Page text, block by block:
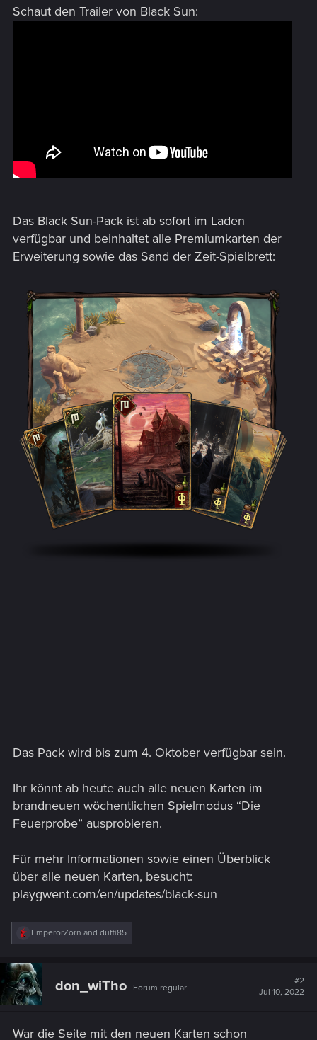
Schaut den Trailer von Black Sun:
Das Black Sun-Pack ist ab sofort im Laden
verfügbar und beinhaltet alle Premiumkarten der
Erweiterung sowie das Sand der Zeit-Spielbrett:
Das Pack wird bis zum 4. Oktober verfügbar sein.
Ihr könnt ab heute auch alle neuen Karten im
brandneuen wöchentlichen Spielmodus “Die
Feuerprobe” ausprobieren.
Für mehr Informationen sowie einen Überblick
über alle neuen Karten, besucht:
playgwent.com/en/updates/black-sun
R
c
t
i
o
:
EmperorZorn and duffi85
don_wiTho Forum regular
#2
Jul 10, 2022
War die Seite mit den neuen Karten schon